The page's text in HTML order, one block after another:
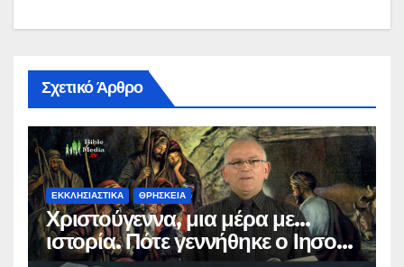
Σχετικό Άρθρο
ΕΚΚΛΗΣΙΑΣΤΙΚΑ ΘΡΗΣΚΕΙΑ
Χριστούγεννα, μια μέρα με…
ιστορία. Πότε γεννήθηκε ο Ιησούς